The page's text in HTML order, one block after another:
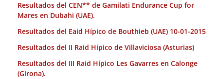
Resultados del CEN** de Gamilati Endurance Cup for
Mares en Dubahi (UAE).
Resultados del Eaid Hípico de Bouthieb (UAE) 10-01-2015
Resultados del II Raid Hípico de Villaviciosa (Asturias)
Resultados del III Raid Hípico Les Gavarres en Calonge
(Girona).